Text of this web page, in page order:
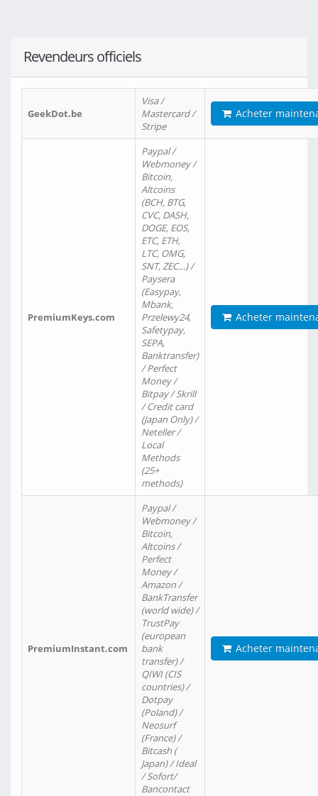
Revendeurs officiels
GeekDot.be
Visa /
Mastercard /
Stripe
Acheter
PremiumKeys.com
Paypal /
Webmoney /
Bitcoin,
Altcoins
(BCH, BTG,
CVC, DASH,
DOGE, EOS,
ETC, ETH,
LTC, OMG,
SNT, ZEC…) /
Paysera
(Easypay,
Mbank,
Przelewy24,
Safetypay,
SEPA,
Banktransfer)
/ Perfect
Money /
Bitpay / Skrill
/ Credit card
(Japan Only) /
Neteller /
Local
Methods
(25+
methods)
Acheter
PremiumInstant.com
Paypal /
Webmoney /
Bitcoin,
Altcoins /
Perfect
Money /
Amazon /
BankTransfer
(world wide) /
TrustPay
(european
bank
transfer) /
QIWI (CIS
countries) /
Dotpay
(Poland) /
Neosurf
(France) /
Bitcash (
Japan) / Ideal
/ Sofort/
Bancontact
Acheter